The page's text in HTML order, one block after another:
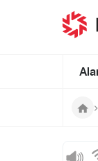
Ga naar de inhoud